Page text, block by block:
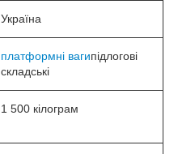
Україна
платформні вагипідлогові
складські
1 500 кілограм